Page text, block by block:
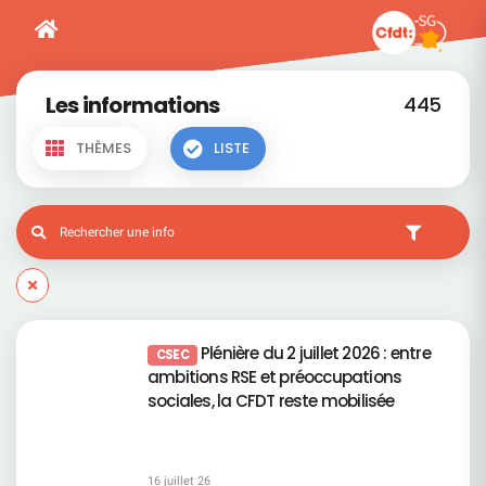
Les informations 445
THÈMES LISTE
CSEC Plénière du 2 juillet 2026 : entre
ambitions RSE et préoccupations
sociales, la CFDT reste mobilisée
16 juillet 26